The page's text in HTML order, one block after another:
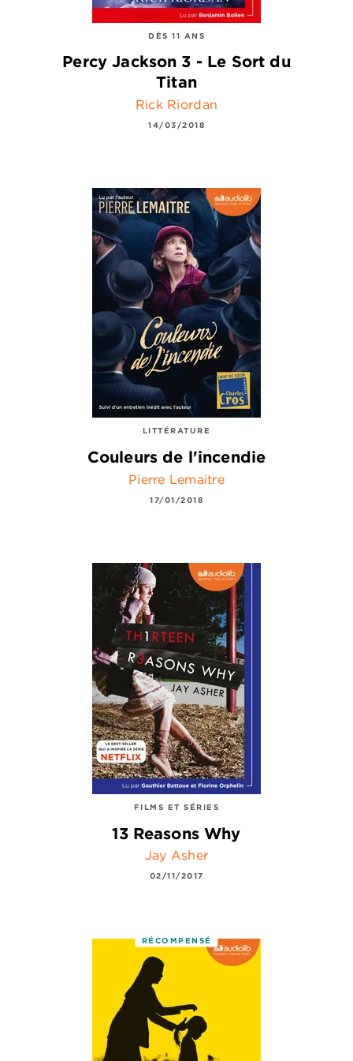
DÈS 11 ANS
Percy Jackson 3 - Le Sort du
Titan
Rick Riordan
14/03/2018
LITTÉRATURE
Couleurs de l'incendie
Pierre Lemaitre
17/01/2018
FILMS ET SÉRIES
13 Reasons Why
Jay Asher
02/11/2017
RÉCOMPENSÉ